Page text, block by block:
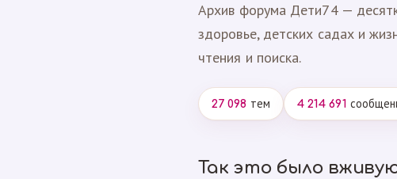
Архив форума Дети74 —
здоровье, детских садах и
чтения и поиска.
27 098 тем 4 214 691
Так это было